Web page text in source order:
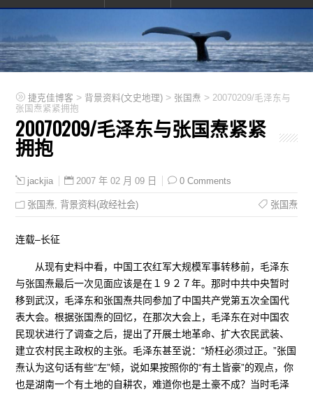
捷克佳博客 > 背景资料(文史地理) > 张国焘 > 20070209/毛泽东与
张国焘紧紧拥抱
20070209/毛泽东与张国焘紧紧
拥抱
jackjia 2007 年 02 月 09 日 0 Comments
张国焘 背景资料(政经社会) 张国焘
连载–长征
从现有史料中看，中国工农红军大规模军事转移前，毛泽东
与张国焘最后一次见面应该是在１９２７年。那时中共中央暂时
移到武汉，毛泽东和张国焘共同参加了中国共产党第五次全国代
表大会。根据张国焘的回忆，在那次大会上，毛泽东在对中国农
民现状进行了调查之后，提出了开展土地革命、扩大农民武装、
建立农村民主政权的主张。毛泽东甚至说：“矫枉必须过正。”张国
焘认为这句话有些“左”倾，说如果按照你的“有土皆豪”的观点，你
也是湖南一个有土地的自耕农，难道你也是土豪不成？当时毛泽